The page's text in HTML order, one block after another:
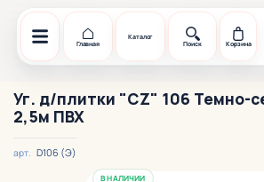
Главная
Каталог
Поиск
Корзина
Уг. д/плитки "CZ" 106 Темно-
2,5м ПВХ
арт. D106 (Э)
В НАЛИЧИИ